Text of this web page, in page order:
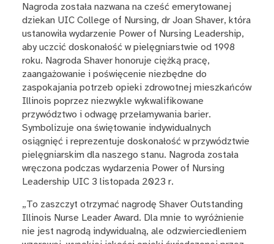
Nagroda została nazwana na cześć emerytowanej
dziekan UIC College of Nursing, dr Joan Shaver, która
ustanowiła wydarzenie Power of Nursing Leadership,
aby uczcić doskonałość w pielęgniarstwie od 1998
roku. Nagroda Shaver honoruje ciężką pracę,
zaangażowanie i poświęcenie niezbędne do
zaspokajania potrzeb opieki zdrowotnej mieszkańców
Illinois poprzez niezwykle wykwalifikowane
przywództwo i odwagę przełamywania barier.
Symbolizuje ona świętowanie indywidualnych
osiągnięć i reprezentuje doskonałość w przywództwie
pielęgniarskim dla naszego stanu. Nagroda została
wręczona podczas wydarzenia Power of Nursing
Leadership UIC 3 listopada 2023 r.
„To zaszczyt otrzymać nagrodę Shaver Outstanding
Illinois Nurse Leader Award. Dla mnie to wyróżnienie
nie jest nagrodą indywidualną, ale odzwierciedleniem